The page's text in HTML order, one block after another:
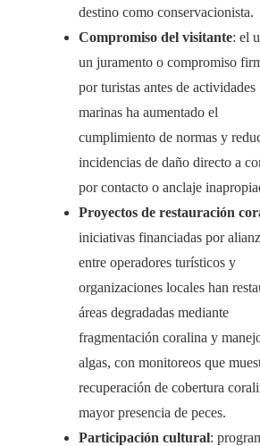
destino como conservacionista.
Compromiso del visitante: el
un juramento o compromiso
por turistas antes de actividades
marinas ha aumentado el
cumplimiento de normas y
incidencias de daño directo a
por contacto o anclaje
Proyectos de restauración
iniciativas financiadas por
entre operadores turísticos y
organizaciones locales han
áreas degradadas mediante
fragmentación coralina y
algas, con monitoreos que
recuperación de cobertura
mayor presencia de peces.
Participación cultural: